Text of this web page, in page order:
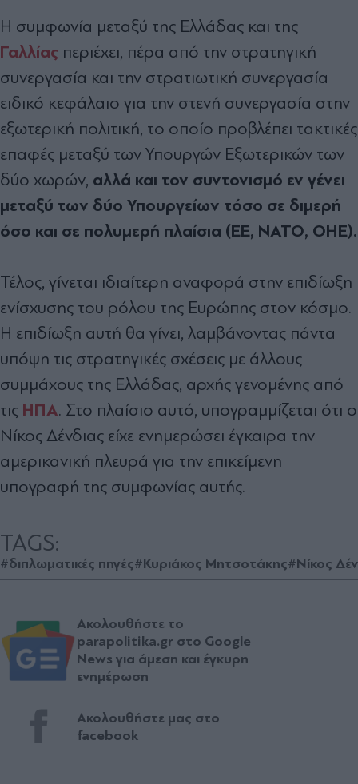
Η συμφωνία μεταξύ της Ελλάδας και της
Γαλλίας περιέχει, πέρα από την στρατηγική
συνεργασία και την στρατιωτική συνεργασία
ειδικό κεφάλαιο για την στενή συνεργασία στην
εξωτερική πολιτική, το οποίο προβλέπει τακτικές
επαφές μεταξύ των Υπουργών Εξωτερικών των
δύο χωρών, αλλά και τον συντονισμό εν γένει
μεταξύ των δύο Υπουργείων τόσο σε διμερή
όσο και σε πολυμερή πλαίσια (ΕΕ, ΝΑΤΟ, ΟΗΕ).
Τέλος, γίνεται ιδιαίτερη αναφορά στην επιδίωξη
ενίσχυσης του ρόλου της Ευρώπης στον κόσμο.
Η επιδίωξη αυτή θα γίνει, λαμβάνοντας πάντα
υπόψη τις στρατηγικές σχέσεις με άλλους
συμμάχους της Ελλάδας, αρχής γενομένης από
τις ΗΠΑ. Στο πλαίσιο αυτό, υπογραμμίζεται ότι ο
Νίκος Δένδιας είχε ενημερώσει έγκαιρα την
αμερικανική πλευρά για την επικείμενη
υπογραφή της συμφωνίας αυτής.
TAGS:
#διπλωματικές πηγές#Κυριάκος Μητσοτάκης#Νίκος
Ακολουθήστε το
parapolitika.gr στο Google
News για άμεση και έγκυρη
ενημέρωση
Ακολουθήστε μας στο
facebook